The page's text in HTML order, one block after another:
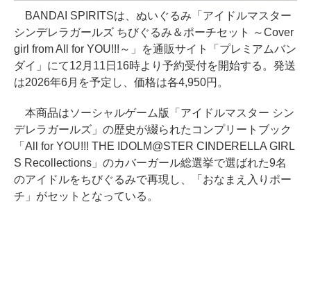
BANDAI SPIRITSは、ぬいぐるみ「アイドルマスター
シンデレラガールズ ちびぐるみ＆ポーチセット ～Cover
girl from All for YOU!!!～」を通販サイト「プレミアムバン
ダイ」にて12月11日16時より予約受付を開始する。発送
は2026年6月を予定し、価格は各4,950円。
本商品はソーシャルゲーム版「アイドルマスター シン
デレラガールズ」の歴史が綴られたコンプリートブック
「All for YOU!!! THE IDOLM@STER CINDERELLA GIRL
S Recollections」のカバーガール総選挙で選ばれた9名
のアイドルをちびぐるみで再現し、「おなまえ入りポー
チ」がセットとなっている。